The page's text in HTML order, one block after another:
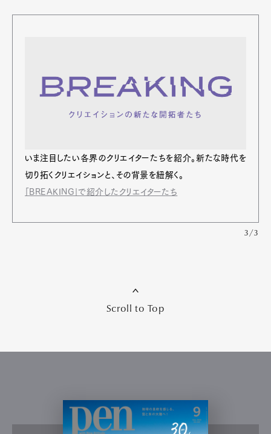
いま注⽬したい各界のクリエイターたちを紹介。新たな時代を
切り拓くクリエイションと、その背景を紐解く。
「BREAKING」で紹介したクリエイターたち
3/3
Scroll to Top